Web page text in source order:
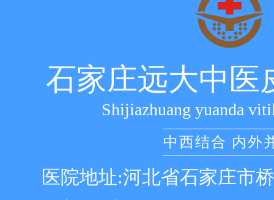
石家庄远大中医
Shijiazhuang yuanda
中西结合 内外
医院地址:河北省石家庄市